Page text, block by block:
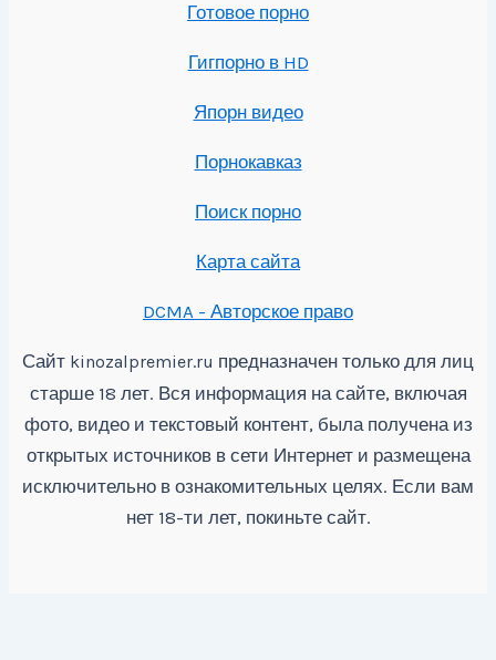
Готовое порно
Гигпорно в HD
Япорн видео
Порнокавказ
Поиск порно
Карта сайта
DCMA - Авторское право
Сайт kinozalpremier.ru предназначен только для лиц
старше 18 лет. Вся информация на сайте, включая
фото, видео и текстовый контент, была получена из
открытых источников в сети Интернет и размещена
исключительно в ознакомительных целях. Если вам
нет 18-ти лет, покиньте сайт.